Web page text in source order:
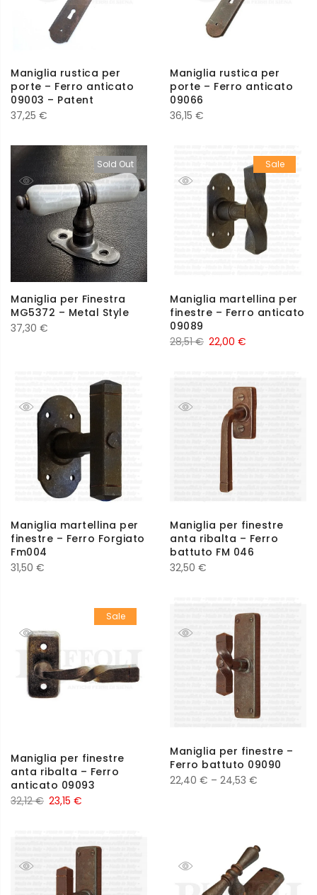
Maniglia rustica per
porte – Ferro anticato
09003 – Patent
37,25 €
Maniglia rustica per
porte – Ferro anticato
09066
36,15 €
Sold Out
Maniglia per Finestra
MG5372 – Metal Style
37,30 €
Sale
Maniglia martellina per
finestre – Ferro anticato
09089
28,51€ 22,00 €
Maniglia martellina per
finestre – Ferro Forgiato
Fm004
31,50 €
Maniglia per finestre
anta ribalta – Ferro
battuto FM 046
32,50 €
Sale
Maniglia per finestre
anta ribalta – Ferro
anticato 09093
32,12€ 23,15 €
Maniglia per finestre –
Ferro battuto 09090
22,40 € – 24,53 €